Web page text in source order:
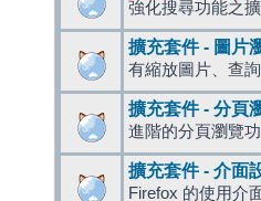
強化搜尋功能之
擴充套件 - 圖片
有縮放圖片、查
擴充套件 - 分頁
進階的分頁瀏覽
擴充套件 - 介面
Firefox 的使用介